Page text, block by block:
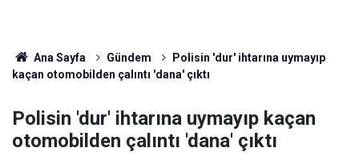
Ana Sayfa Gündem
Polisin 'dur' ihtarına uymayıp
kaçan otomobilden çalıntı 'dana' çıktı
Polisin 'dur' ihtarına uymayıp kaçan
otomobilden çalıntı 'dana' çıktı